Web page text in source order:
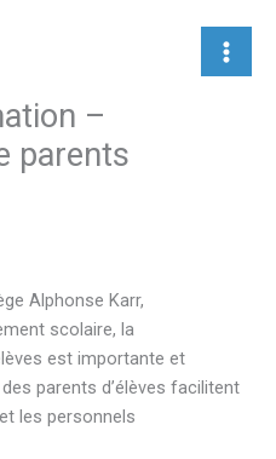
–
parents
Alphonse Karr,
scolaire, la
est importante et
parents d’élèves facilitent
les personnels